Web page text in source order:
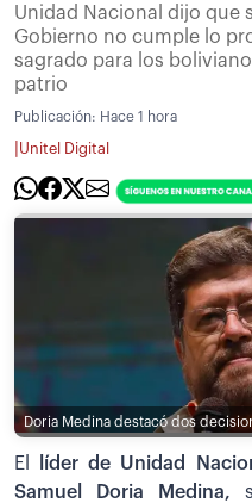
Unidad Nacional dijo que
Gobierno no cumple lo
sagrado para los
patrio
Publicación: Hace 1 hora
Unitel Digital
Doria Medina destacó dos
El
líder de Unidad
Samuel Doria Medina,